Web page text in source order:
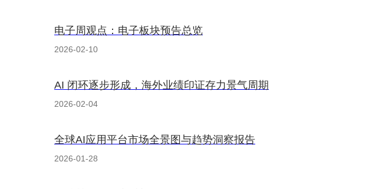
电子周观点：电子板块预告总览
2026-02-10
AI 闭环逐步形成，海外业绩印证存力景气周期
2026-02-04
全球AI应用平台市场全景图与趋势洞察报告
2026-01-28